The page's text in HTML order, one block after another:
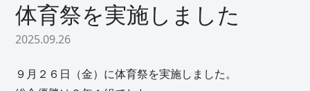
体育祭を実施しました
2025.09.26
９月２６日（金）に体育祭を実施しました。